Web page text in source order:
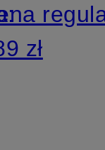
zł